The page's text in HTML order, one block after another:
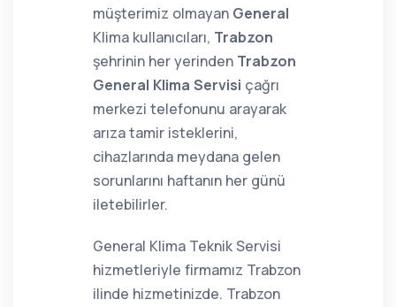
müşterimiz olmayan General
Klima kullanıcıları, Trabzon
şehrinin her yerinden Trabzon
General Klima Servisi çağrı
merkezi telefonunu arayarak
arıza tamir isteklerini,
cihazlarında meydana gelen
sorunlarını haftanın her günü
iletebilirler.
General Klima Teknik Servisi
hizmetleriyle firmamız Trabzon
ilinde hizmetinizde. Trabzon